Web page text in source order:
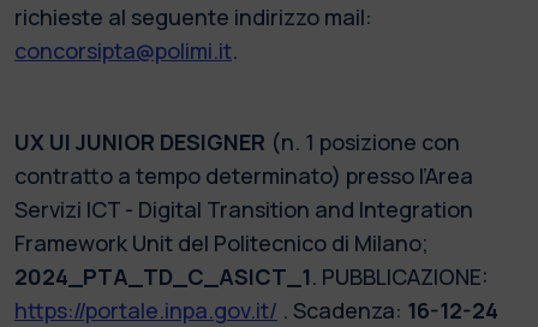
richieste al seguente indirizzo mail:
concorsipta@polimi.it.
UX UI JUNIOR DESIGNER (n. 1 posizione con
contratto a tempo determinato) presso l’Area
Servizi ICT - Digital Transition and Integration
Framework Unit del Politecnico di Milano;
2024_PTA_TD_C_ASICT_1. PUBBLICAZIONE:
https://portale.inpa.gov.it/ . Scadenza: 16-12-24